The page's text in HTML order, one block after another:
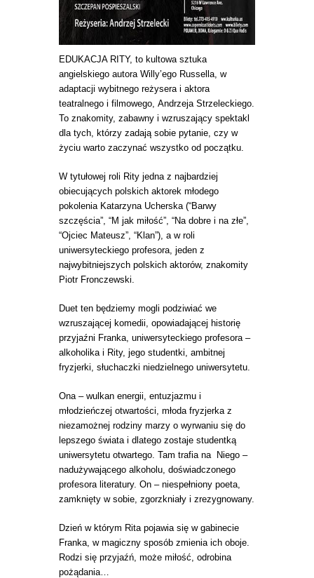
EDUKACJA RITY, to kultowa sztuka
angielskiego autora Willy’ego Russella, w
adaptacji wybitnego reżysera i aktora
teatralnego i filmowego, Andrzeja Strzeleckiego.
To znakomity, zabawny i wzruszający spektakl
dla tych, którzy zadają sobie pytanie, czy w
życiu warto zaczynać wszystko od początku.
W tytułowej roli Rity jedna z najbardziej
obiecujących polskich aktorek młodego
pokolenia Katarzyna Ucherska (“Barwy
szczęścia”, “M jak miłość”, “Na dobre i na złe”,
“Ojciec Mateusz”, “Klan”), a w roli
uniwersyteckiego profesora, jeden z
najwybitniejszych polskich aktorów, znakomity
Piotr Fronczewski.
Duet ten będziemy mogli podziwiać we
wzruszającej komedii, opowiadającej historię
przyjaźni Franka, uniwersyteckiego profesora –
alkoholika i Rity, jego studentki, ambitnej
fryzjerki, słuchaczki niedzielnego uniwersytetu.
Ona – wulkan energii, entuzjazmu i
młodzieńczej otwartości, młoda fryzjerka z
niezamożnej rodziny marzy o wyrwaniu się do
lepszego świata i dlatego zostaje studentką
uniwersytetu otwartego. Tam trafia na Niego –
nadużywającego alkoholu, doświadczonego
profesora literatury. On – niespełniony poeta,
zamknięty w sobie, zgorzkniały i zrezygnowany.
Dzień w którym Rita pojawia się w gabinecie
Franka, w magiczny sposób zmienia ich oboje.
Rodzi się przyjaźń, może miłość, odrobina
pożądania…